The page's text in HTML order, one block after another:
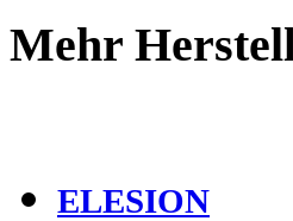
Mehr
ELESION